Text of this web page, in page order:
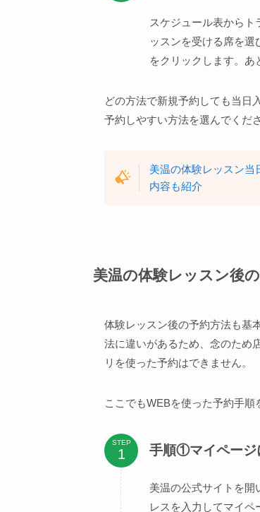
スケジュール表から
ッスンを受ける席を
をクリックします。あ
どの方法で新規予約しても当日
予約しやすい方法を選んでくだ
美温の体験レッスン当
内容も紹介
美温の体験レッスン後
体験レッスン後の予約方法も基
法に違いがあるため、念のため
リを使った予約はできません。
ここでもWEBを使った予約手順
STEP
手順①マイページ
美温の公式サイトを開
レスを入力してマイペ